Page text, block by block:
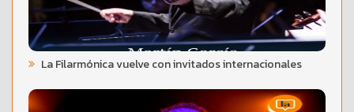
La Filarmónica vuelve con invitados internacionales